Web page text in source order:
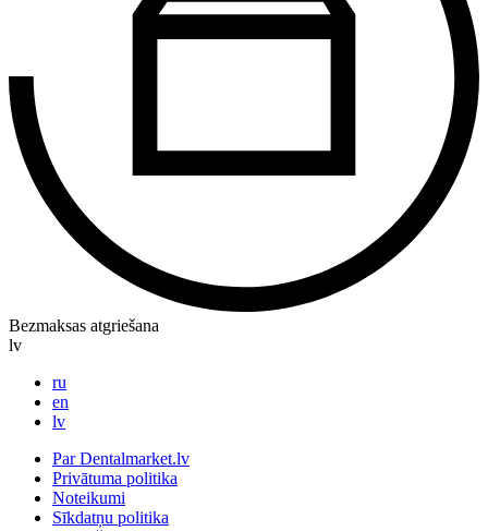
Bezmaksas atgriešana
lv
ru
en
lv
Par Dentalmarket.lv
Privātuma politika
Noteikumi
Sīkdatņu politika